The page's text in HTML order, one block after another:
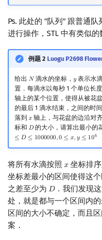
Ps. 此处的 "队列" 跟普通
进行操作，STL 中有类似的
例题 2 Luogu P2698
给出 𝑁
N滴水的坐标， 𝑦
y表示水
置．每滴水以每秒 1 个单位长
轴上的某个位置，使得从被花
的最后 1 滴水结束，之间的时
落到 𝑥
x轴上，与花盆的边沿对
标和 𝐷
D的大小，请算出最小的
≤ 𝐷 ≤ 1000000,0 ≤ 𝑥,𝑦 ≤ 106
将所有水滴按照 𝑥
x 坐标排
坐标差最小的区间使得这
之差至少为 𝐷
D ．我们发现
处，就是都与一个区间内
区间的大小不确定，而且
案．